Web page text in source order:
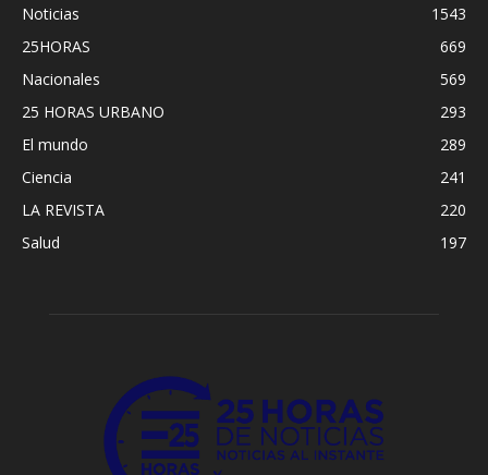
Noticias
1543
25HORAS
669
Nacionales
569
25 HORAS URBANO
293
El mundo
289
Ciencia
241
LA REVISTA
220
Salud
197